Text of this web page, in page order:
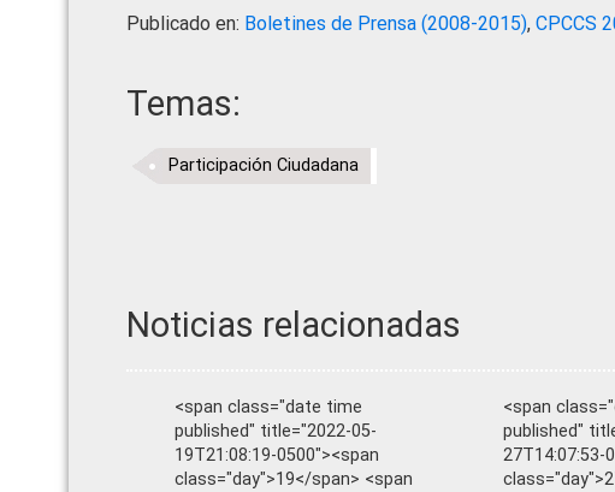
Publicado en: Boletines de Prensa (2008-2015), CPCCS
Temas:
Participación Ciudadana
Noticias relacionadas
<span class="date time
published" title="2022-05-
19T21:08:19-0500"><span
class="day">19</span> <span
<span
published"
27T14:07:53-